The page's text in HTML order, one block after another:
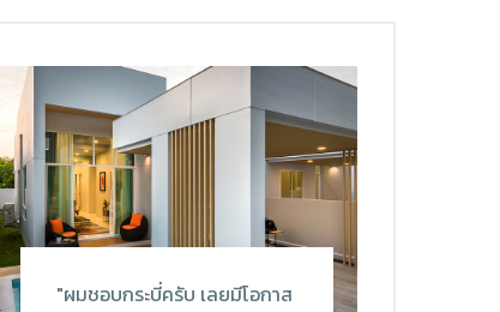
"ผมชอบกระบี่ครับ เลยมีโอกาส